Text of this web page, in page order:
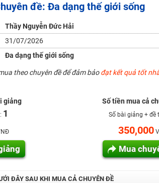
ĐH ít nhất 25 điểm
Tuyensinh247 (Từ 16-18/07/2025)
2018
lai!
viên giỏi và nổi tiếng
đề: Đa dạng thế giới sống
Thầy Nguyễn Đức Hải
31/07/2026
Đa dạng thế giới sống
theo chuyên đề để đảm bảođạt kết quả tốt
giảng
1
Số tiền mua cả
Số bài giảng + đề
350,000
Mua
ĐÂY SAU KHI MUA CẢ CHUYÊN ĐỀ